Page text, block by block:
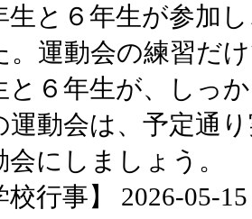
生と６年生が参加
。運動会の練習だ
と６年生が、しっ
運動会は、予定通
会にしましょう。
校行事】 2026-05-